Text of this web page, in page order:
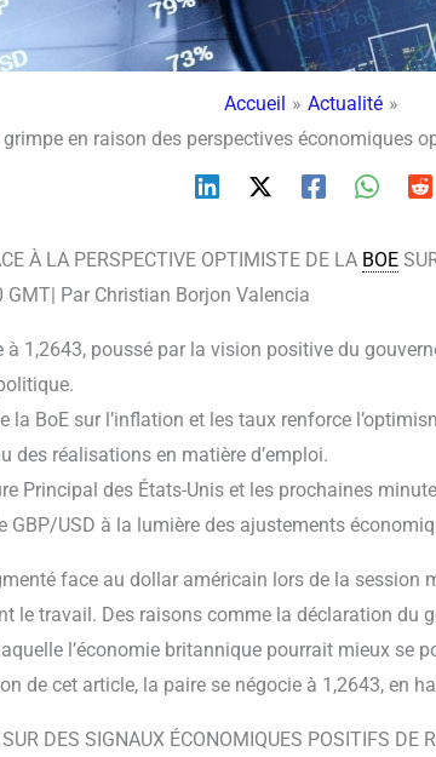
Accueil
Actualité
grimpe en raison des perspectives économiques
À LA PERSPECTIVE OPTIMISTE DE LA BOE
Par Christian Borjon Valencia
à 1,2643, poussé par la vision positive du
la BoE sur l’inflation et les taux renforce
des réalisations en matière d’emploi.
Principal des États-Unis et les prochaines
GBP/USD à la lumière des ajustements
face au dollar américain lors de la session
le travail. Des raisons comme la déclaration du
l’économie britannique pourrait mieux se
de cet article, la paire se négocie à 1,2643, en
DES SIGNAUX ÉCONOMIQUES POSITIFS DE